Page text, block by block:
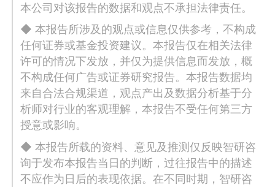
本公司对该报告的数据和观点不承担法律责任。
◆ 本报告所涉及的观点或信息仅供参考，不构成
任何证券或基金投资建议。本报告仅在相关法律
许可的情况下发放，并仅为提供信息而发放，概
不构成任何广告或证券研究报告。本报告数据均
来自合法合规渠道，观点产出及数据分析基于分
析师对行业的客观理解，本报告不受任何第三方
授意或影响。
◆ 本报告所载的资料、意见及推测仅反映智研咨
询于发布本报告当日的判断，过往报告中的描述
不应作为日后的表现依据。在不同时期，智研咨